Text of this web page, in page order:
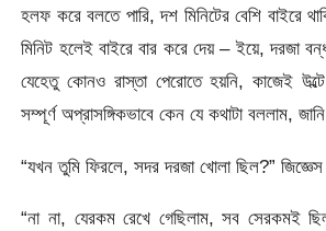
হলফ করে বলতে পারি, দশ মিনিটের বেশি বাইরে
মিনিট হলেই বাইরে বার করে দেয় – ইয়ে, দরজা
যেহেতু কোনও রাস্তা পেরোতে হয়নি, কাজেই
সম্পূর্ণ অপ্রাসঙ্গিকভাবে কেন যে কথাটা বললাম,
“যখন তুমি ফিরলে, সদর দরজা খোলা ছিল?”
“না না, যেরকম রেখে গেছিলাম, সব সেরকমই